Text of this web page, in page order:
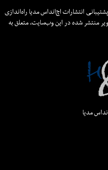
انتشارات اچ‌اند‌اس مدیا راه‌اندازی
منتشر شده در این وب‌سایت، متعلق به
مدیا